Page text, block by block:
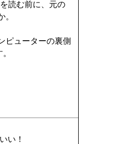
読む前に、元の
。
ピューターの裏側
い！